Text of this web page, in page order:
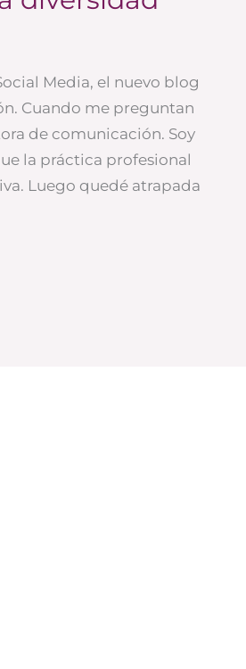
Media, el nuevo blog
Cuando me preguntan
de comunicación. Soy
la práctica profesional
Luego quedé atrapada